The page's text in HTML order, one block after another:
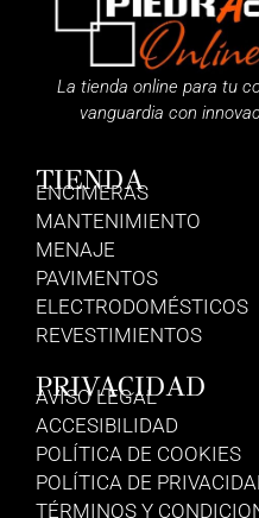
La tienda online para tu
vanguardia con
TIENDA
ENCIMERAS
MANTENIMIENTO
MENAJE
PAVIMENTOS
ELECTRODOMÉSTICOS
REVESTIMIENTOS
PRIVACIDAD
AVISO LEGAL
ACCESIBILIDAD
POLÍTICA DE COOKIES
POLÍTICA DE
TÉRMINOS Y